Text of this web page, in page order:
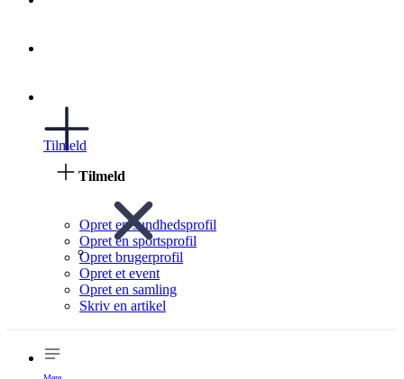
Tilmeld
Tilmeld
Opret en sundhedsprofil
Opret en sportsprofil
Opret brugerprofil
Opret et event
Opret en samling
Skriv en artikel